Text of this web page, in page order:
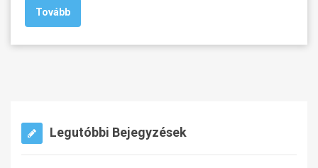
Tovább
Legutóbbi Bejegyzések